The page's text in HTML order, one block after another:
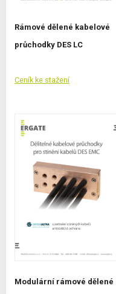
Rámové dělené kabelové
průchodky DES LC
Ceník ke stažení
Modulární rámové dělené